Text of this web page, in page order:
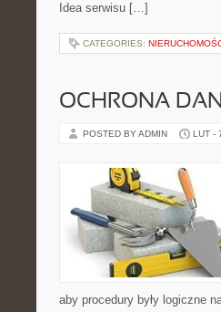
Idea serwisu […]
CATEGORIES:
OCHRONA
POSTED BY ADMIN LUT -
aby procedury były logiczne